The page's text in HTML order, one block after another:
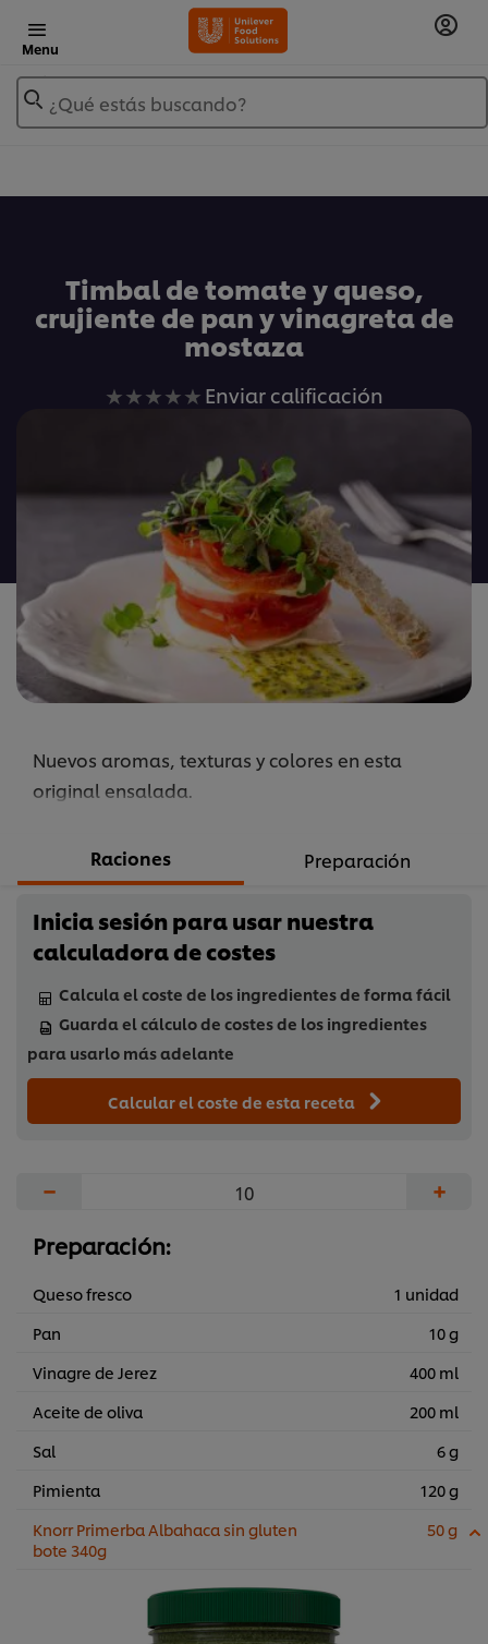
Menu
¿Qué estás buscando?
Timbal de tomate y queso,
crujiente de pan y vinagreta de
mostaza
No
han
enviado
calificaciones
para
este
recipe
Enviar calificación
Nuevos aromas, texturas y colores en esta
original ensalada.
Raciones Preparación
Inicia sesión para usar nuestra
calculadora de costes
Calcula el coste de los ingredientes de forma fácil
Guarda el cálculo de costes de los ingredientes
para usarlo más adelante
Calcular el coste de esta receta
− +
Preparación:
Queso fresco
1 unidad
Pan
10 g
Vinagre de Jerez
400 ml
Aceite de oliva
200 ml
Sal
6 g
Pimienta
120 g
Knorr Primerba Albahaca sin gluten
bote 340g
50 g